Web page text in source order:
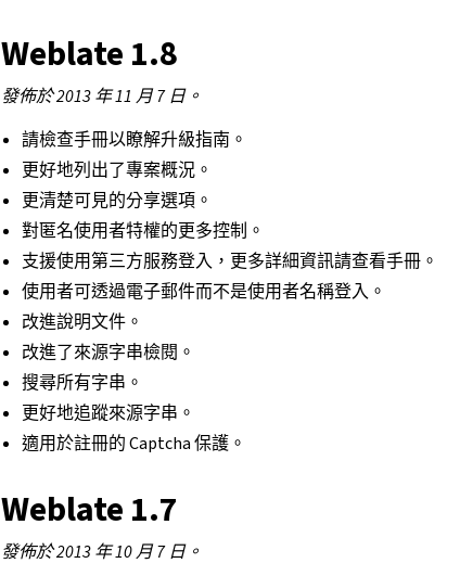
Weblate 1.8
發佈於 2013 年 11 月 7 日。
請檢查手冊以瞭解升級指南。
更好地列出了專案概況。
更清楚可見的分享選項。
對匿名使用者特權的更多控制。
支援使用第三方服務登入，更多詳細資訊請查看手冊。
使用者可透過電子郵件而不是使用者名稱登入。
改進說明文件。
改進了來源字串檢閱。
搜尋所有字串。
更好地追蹤來源字串。
適用於註冊的 Captcha 保護。
Weblate 1.7
發佈於 2013 年 10 月 7 日。